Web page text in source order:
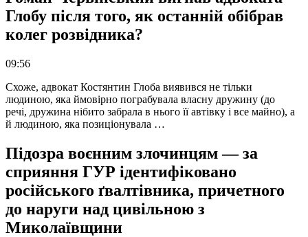
Глобу після того, як останній обібрав
колег розвідника?
09:56
Схоже, адвокат Костянтин Глоба виявився не тільки
людиною, яка ймовірно пограбувала власну дружину (до
речі, дружина нібито забрала в нього її автівку і все майно), а
й людиною, яка позиціонувала …
Підозра воєнним злочинцям — за
сприяння ГУР ідентифіковано
російського ґвалтівника, причетного
до наруги над цивільною з
Миколаївщини